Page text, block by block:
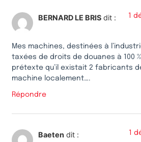
BERNARD LE BRIS dit : 1
Mes machines, destinées à
taxées de droits de douanes à 100
prétexte qu’il existait 2 fabricants
machine localement….
Répondre
Baeten dit : 1